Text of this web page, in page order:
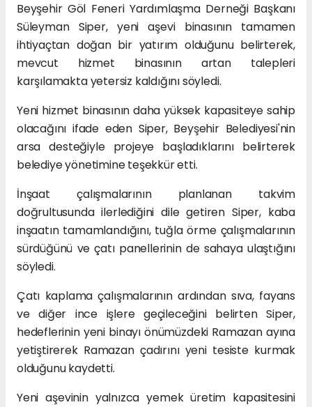
Beyşehir Göl Feneri Yardımlaşma Derneği Başkanı
Süleyman Siper, yeni aşevi binasının tamamen
ihtiyaçtan doğan bir yatırım olduğunu belirterek,
mevcut hizmet binasının artan talepleri
karşılamakta yetersiz kaldığını söyledi.
Yeni hizmet binasının daha yüksek kapasiteye sahip
olacağını ifade eden Siper, Beyşehir Belediyesi'nin
arsa desteğiyle projeye başladıklarını belirterek
belediye yönetimine teşekkür etti.
İnşaat çalışmalarının planlanan takvim
doğrultusunda ilerlediğini dile getiren Siper, kaba
inşaatın tamamlandığını, tuğla örme çalışmalarının
sürdüğünü ve çatı panellerinin de sahaya ulaştığını
söyledi.
Çatı kaplama çalışmalarının ardından sıva, fayans
ve diğer ince işlere geçileceğini belirten Siper,
hedeflerinin yeni binayı önümüzdeki Ramazan ayına
yetiştirerek Ramazan çadırını yeni tesiste kurmak
olduğunu kaydetti.
Yeni aşevinin yalnızca yemek üretim kapasitesini